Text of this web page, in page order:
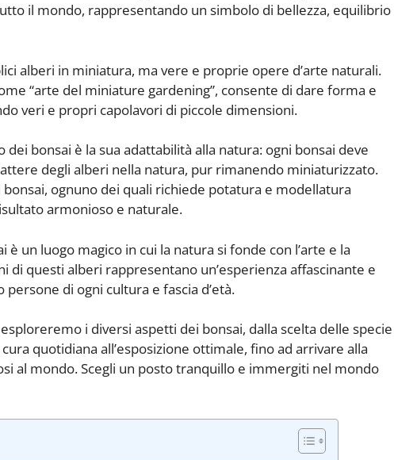
il mondo, rappresentando un simbolo di bellezza, equilibrio
alberi in miniatura, ma vere e proprie opere d’arte naturali.
“arte del miniature gardening”, consente di dare forma e
veri e propri capolavori di piccole dimensioni.
bonsai è la sua adattabilità alla natura: ogni bonsai deve
degli alberi nella natura, pur rimanendo miniaturizzato.
ognuno dei quali richiede potatura e modellatura
armonioso e naturale.
è un luogo magico in cui la natura si fonde con l’arte e la
di questi alberi rappresentano un’esperienza affascinante e
di ogni cultura e fascia d’età.
i diversi aspetti dei bonsai, dalla scelta delle specie
quotidiana all’esposizione ottimale, fino ad arrivare alla
al mondo. Scegli un posto tranquillo e immergiti nel mondo